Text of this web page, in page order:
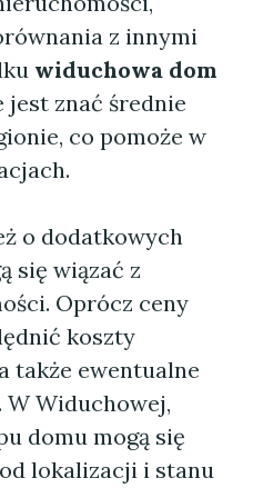
z innymi
widuchowa dom
jest znać średnie
co pomoże w
o dodatkowych
się wiązać z
Oprócz ceny
koszty
także ewentualne
Widuchowej,
domu mogą się
lokalizacji i stanu